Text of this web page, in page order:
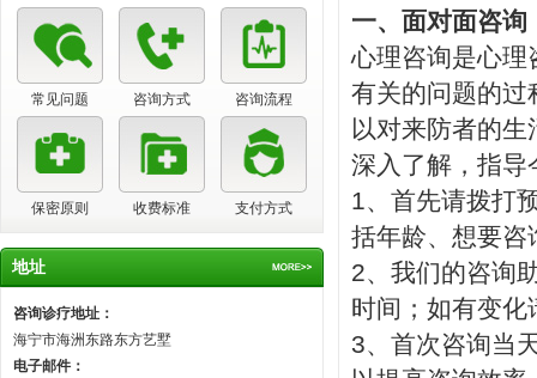
常见问题 咨询方式 咨询流程
保密原则 收费标准 支付方式
地址
咨询诊疗地址：
海宁市海洲东路东方艺墅
电子邮件：
一、面对面咨询
心理咨询是心理
有关的问题的过
以对来防者的
深入了解，指导
1、首先请拨打
括年龄、想要咨
2、我们的咨询
时间；如有变
3、首次咨询当